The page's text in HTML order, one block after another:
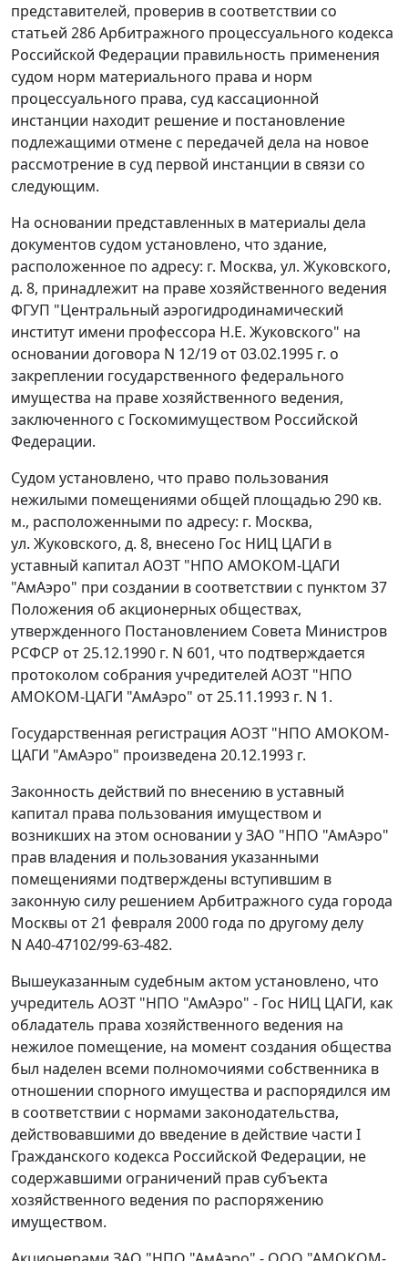
представителей, проверив в соответствии со
статьей 286Арбитражного процессуального кодекса
Российской Федерации правильность применения
судом норм материального права и норм
процессуального права, суд кассационной
инстанции находит решение и постановление
подлежащими отмене с передачей дела на новое
рассмотрение в суд первой инстанции в связи со
следующим.
На основании представленных в материалы дела
документов судом установлено, что здание,
расположенное по адресу: г. Москва, ул. Жуковского,
д. 8, принадлежит на праве хозяйственного ведения
ФГУП "Центральный аэрогидродинамический
институт имени профессора Н.Е. Жуковского" на
основании договора N 12/19 от 03.02.1995 г. о
закреплении государственного федерального
имущества на праве хозяйственного ведения,
заключенного с Госкомимуществом Российской
Федерации.
Судом установлено, что право пользования
нежилыми помещениями общей площадью 290 кв.
м., расположенными по адресу: г. Москва,
ул. Жуковского, д. 8, внесено Гос НИЦ ЦАГИ в
уставный капитал АОЗТ "НПО АМОКОМ-ЦАГИ
"АмАэро" при создании в соответствии с пунктом 37
Положения об акционерных обществах,
утвержденного Постановлением Совета Министров
РСФСР от 25.12.1990 г. N 601, что подтверждается
протоколом собрания учредителей АОЗТ "НПО
АМОКОМ-ЦАГИ "АмАэро" от 25.11.1993 г. N 1.
Государственная регистрация АОЗТ "НПО АМОКОМ-
ЦАГИ "АмАэро" произведена 20.12.1993 г.
Законность действий по внесению в уставный
капитал права пользования имуществом и
возникших на этом основании у ЗАО "НПО "АмАэро"
прав владения и пользования указанными
помещениями подтверждены вступившим в
законную силу решением Арбитражного суда города
Москвы от 21 февраля 2000 года по другому делу
N А40-47102/99-63-482.
Вышеуказанным судебным актом установлено, что
учредитель АОЗТ "НПО "АмАэро" - Гос НИЦ ЦАГИ, как
обладатель права хозяйственного ведения на
нежилое помещение, на момент создания общества
был наделен всеми полномочиями собственника в
отношении спорного имущества и распорядился им
в соответствии с нормами законодательства,
действовавшими до введение в действие части I
Гражданского кодекса Российской Федерации, не
содержавшими ограничений прав субъекта
хозяйственного ведения по распоряжению
имуществом.